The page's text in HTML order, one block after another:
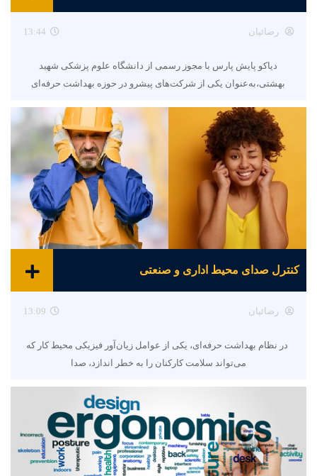
رضائیان 13:44
دیاکو پایش پارس با مجوز رسمی از دانشگاه علوم پزشکی شهید
بهشتی،به‌عنوان یکی از شرکت‌های پیشرو در حوزه بهداشت حرفه‌ای
کنترل صدای محیط اداری و صنعتی
رضائیان 13:09
در نظام بهداشت حرفه‌ای، یکی از عوامل زیان‌آور فیزیکی محیط کار که
می‌تواند سلامت کارکنان را به خطر اندازد، صدا